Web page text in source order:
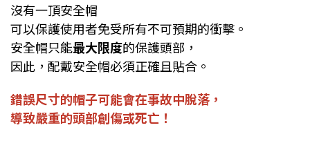
沒有一頂安全帽
可以保護使用者免受所有不可預期的衝擊。
安全帽只能最大限度的保護頭部，
因此，配戴安全帽必須正確且貼合。
錯誤尺寸的帽子可能會在事故中脫落，
導致嚴重的頭部創傷或死亡！